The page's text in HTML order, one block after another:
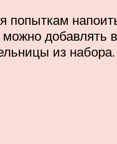
попыткам
добавлять
из набора.